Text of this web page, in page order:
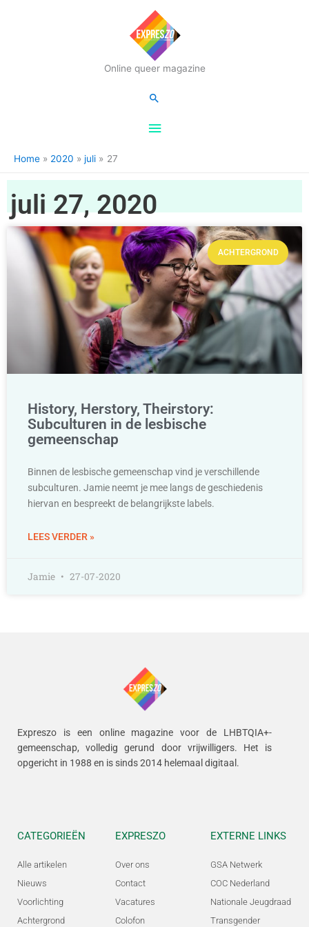
Online queer magazine
Hoofdmenu
Zoeken
Home 2020 juli 27
juli 27, 2020
ACHTERGROND
History, Herstory, Theirstory:
Subculturen in de lesbische
gemeenschap
Binnen de lesbische gemeenschap vind je verschillende
subculturen. Jamie neemt je mee langs de geschiedenis
hiervan en bespreekt de belangrijkste labels.
LEES VERDER »
Jamie 27-07-2020
Expreszo is een online magazine voor de LHBTQIA+-
gemeenschap, volledig gerund door vrijwilligers. Het is
opgericht in 1988 en is sinds 2014 helemaal digitaal.
CATEGORIEËN
Alle artikelen
Nieuws
Voorlichting
Achtergrond
EXPRESZO
Over ons
Contact
Vacatures
Colofon
EXTERNE LINKS
GSA Netwerk
COC Nederland
Nationale Jeugdraad
Transgender